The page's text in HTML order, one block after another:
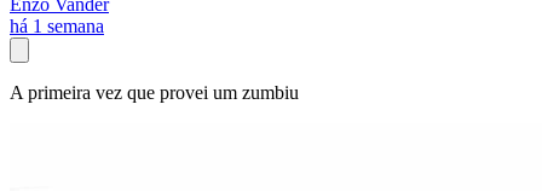
há 1 semana
A primeira vez que provei um zumbiu